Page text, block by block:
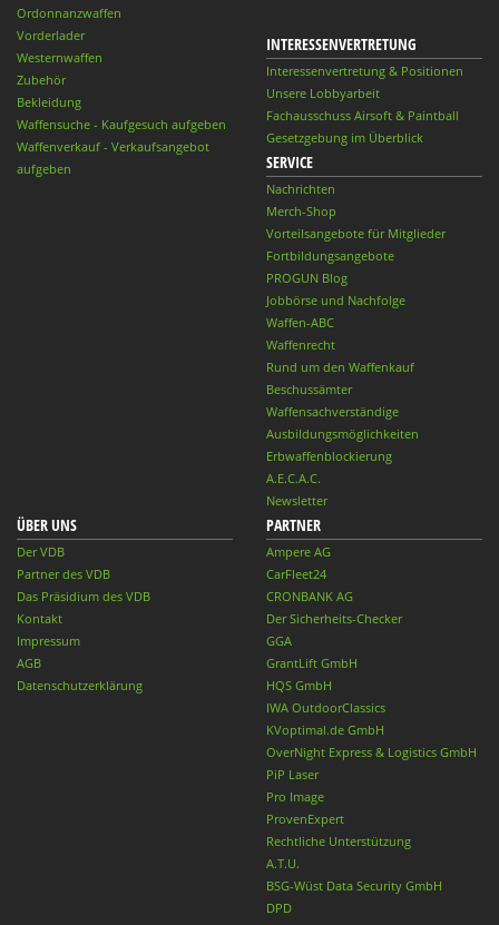
Ordonnanzwaffen
Vorderlader
Westernwaffen
Zubehör
Bekleidung
Waffensuche - Kaufgesuch aufgeben
Waffenverkauf - Verkaufsangebot
aufgeben
INTERESSENVERTRETUNG
Interessenvertretung & Positionen
Unsere Lobbyarbeit
Fachausschuss Airsoft & Paintball
Gesetzgebung im Überblick
SERVICE
Nachrichten
Merch-Shop
Vorteilsangebote für Mitglieder
Fortbildungsangebote
PROGUN Blog
Jobbörse und Nachfolge
Waffen-ABC
Waffenrecht
Rund um den Waffenkauf
Beschussämter
Waffensachverständige
Ausbildungsmöglichkeiten
Erbwaffenblockierung
A.E.C.A.C.
Newsletter
ÜBER UNS
Der VDB
Partner des VDB
Das Präsidium des VDB
Kontakt
Impressum
AGB
Datenschutzerklärung
PARTNER
Ampere AG
CarFleet24
CRONBANK AG
Der Sicherheits-Checker
GGA
GrantLift GmbH
HQS GmbH
IWA OutdoorClassics
KVoptimal.de GmbH
OverNight Express & Logistics GmbH
PiP Laser
Pro Image
ProvenExpert
Rechtliche Unterstützung
A.T.U.
BSG-Wüst Data Security GmbH
DPD